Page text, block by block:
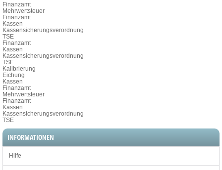
Finanzamt
Mehrwertsteuer
Finanzamt
Kassen
Kassensicherungsverordnung
TSE
Finanzamt
Kassen
Kassensicherungsverordnung
TSE
Kalibrierung
Eichung
Kassen
Finanzamt
Mehrwertsteuer
Finanzamt
Kassen
Kassensicherungsverordnung
TSE
INFORMATIONEN
Hilfe